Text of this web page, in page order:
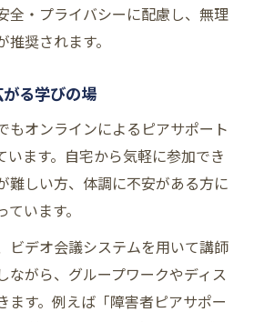
全・プライバシーに配慮し、無理
奨されます。
る学びの場
もオンラインによるピアサポート
います。自宅から気軽に参加でき
難しい方、体調に不安がある方に
います。
ビデオ会議システムを用いて講師
ながら、グループワークやディス
ます。例えば「障害者ピアサポー